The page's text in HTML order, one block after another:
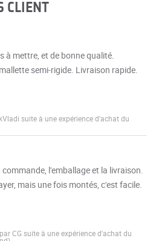
CLIENT
à mettre, et de bonne qualité.
semi-rigide. Livraison rapide.
suite à une expérience d'achat du
l'emballage et la livraison.
mais une fois montés, c'est facile.
CG suite à une expérience d'achat du